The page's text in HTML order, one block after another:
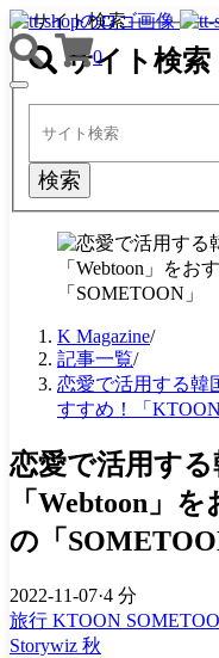
0
TOGGLE
NAVIGATION
サイト検索
サイト検索
検索
K Magazine/
記事一覧/
恋愛で活用する韓
すすめ！「
恋愛で活用す
「Webtoon」
の「
2022-11-07·4 分
旅行 KTOON
Storywiz 秋